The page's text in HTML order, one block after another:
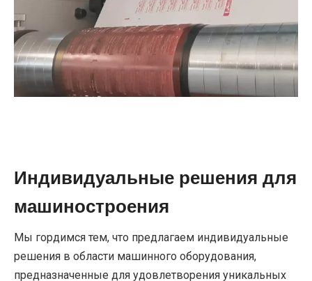
Индивидуальные решения для
машиностроения
Мы гордимся тем, что предлагаем индивидуальные
решения в области машинного оборудования,
предназначенные для удовлетворения уникальных